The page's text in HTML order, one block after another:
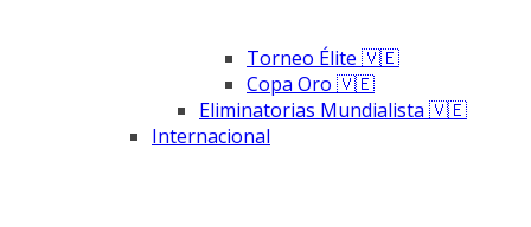
Torneo Élite 🇻🇪
Copa Oro 🇻🇪
Eliminatorias Mundialista 🇻🇪
Internacional